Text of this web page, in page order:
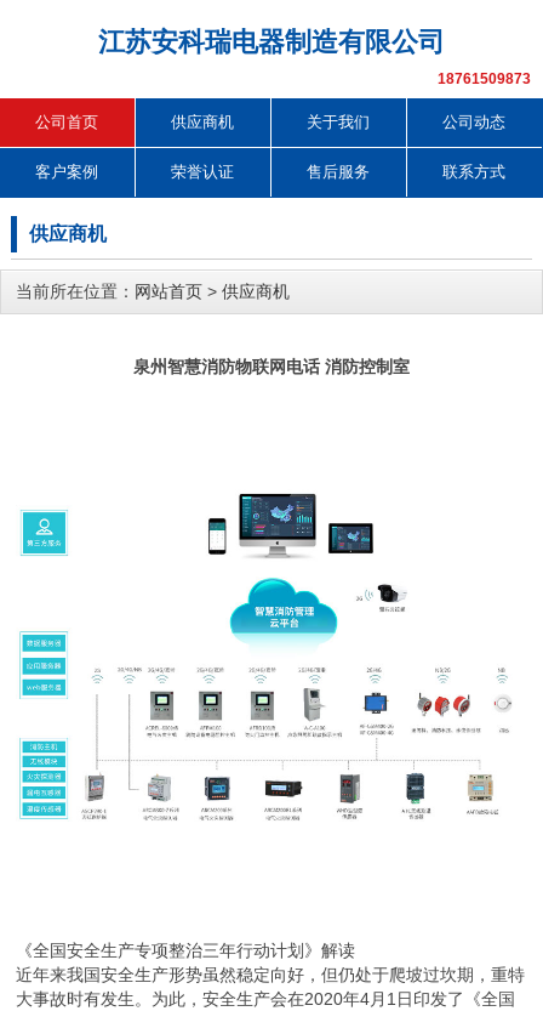
江苏安科瑞电器制造有限公司
18761509873
公司首页 供应商机 关于我们 公司动态
客户案例 荣誉认证 售后服务 联系方式
供应商机
当前所在位置： 网站首页 > 供应商机
泉州智慧消防物联网电话 消防控制室
《全国安全生产专项整治三年行动计划》解读
近年来我国安全生产形势虽然稳定向好，但仍处于爬坡过坎期，重特
大事故时有发生。为此，安全生产会在2020年4月1日印发了《全国